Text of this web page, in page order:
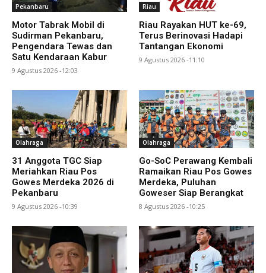
Pekanbaru
Motor Tabrak Mobil di
Sudirman Pekanbaru,
Pengendara Tewas dan
Satu Kendaraan Kabur
9 Agustus 2026 -12:03
Riau
Riau Rayakan HUT ke-69,
Terus Berinovasi Hadapi
Tantangan Ekonomi
9 Agustus 2026 -11:10
Olahraga
31 Anggota TGC Siap
Meriahkan Riau Pos
Gowes Merdeka 2026 di
Pekanbaru
9 Agustus 2026 -10:39
Olahraga
Go-SoC Perawang Kembali
Ramaikan Riau Pos Gowes
Merdeka, Puluhan
Goweser Siap Berangkat
8 Agustus 2026 -10:25